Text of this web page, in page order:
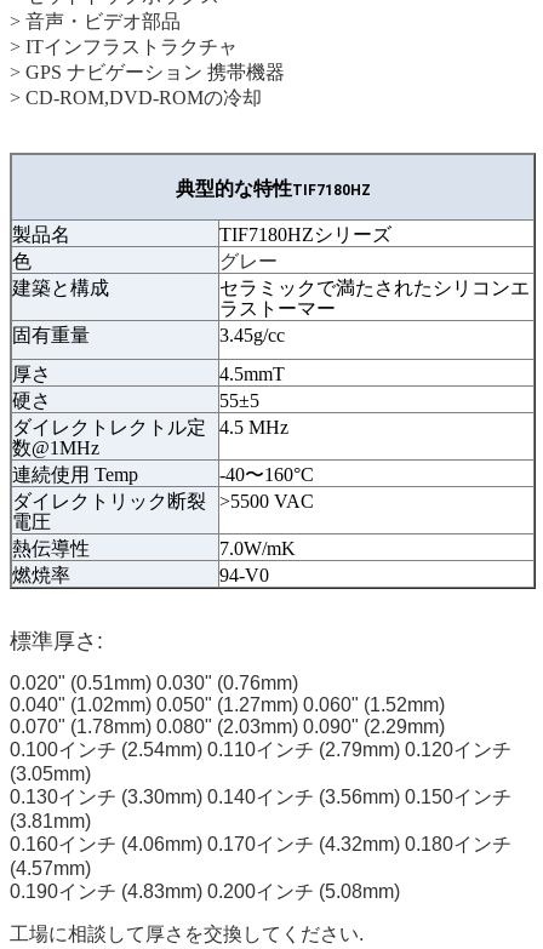
> 音声・ビデオ部品
> ITインフラストラクチャ
> GPS ナビゲーション 携帯機器
> CD-ROM,DVD-ROMの冷却
典型的な特性TIF7180HZ
製品名
TIF7180HZシリーズ
色
グレー
建築と構成
セラミックで満たされたシリコンエ
ラストーマー
固有重量
3.45g/cc
厚さ
4.5mmT
硬さ
55±5
ダイレクトレクトル定
数@1MHz
4.5 MHz
連続使用 Temp
-40〜160°C
ダイレクトリック断裂
電圧
>5500 VAC
熱伝導性
7.0W/mK
燃焼率
94-V0
標準厚さ:
0.020" (0.51mm) 0.030" (0.76mm)
0.040" (1.02mm) 0.050" (1.27mm) 0.060" (1.52mm)
0.070" (1.78mm) 0.080" (2.03mm) 0.090" (2.29mm)
0.100インチ (2.54mm) 0.110インチ (2.79mm) 0.120インチ
(3.05mm)
0.130インチ (3.30mm) 0.140インチ (3.56mm) 0.150インチ
(3.81mm)
0.160インチ (4.06mm) 0.170インチ (4.32mm) 0.180インチ
(4.57mm)
0.190インチ (4.83mm) 0.200インチ (5.08mm)
工場に相談して厚さを交換してください.